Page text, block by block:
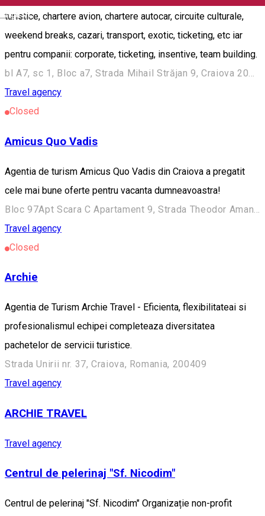
English
turistice, chartere avion, chartere autocar, circuite culturale,
weekend breaks, cazari, transport, exotic, ticketing, etc iar
pentru companii: corporate, ticketing, insentive, team building.
bl A7, sc 1, Bloc a7, Strada Mihail Străjan 9, Craiova 200010, România
Travel agency
Closed
Amicus Quo Vadis
Agentia de turism Amicus Quo Vadis din Craiova a pregatit
cele mai bune oferte pentru vacanta dumneavoastra!
Travel agency
Closed
Archie
Agentia de Turism Archie Travel - Eficienta, flexibilitateai si
profesionalismul echipei completeaza diversitatea
pachetelor de servicii turistice.
Strada Unirii nr. 37, Craiova, Romania, 200409
Travel agency
ARCHIE TRAVEL
Travel agency
Centrul de pelerinaj "Sf. Nicodim"
Centrul de pelerinaj "Sf. Nicodim" Organizație non-profit